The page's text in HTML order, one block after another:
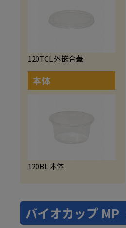
120TCL 外嵌合蓋
本体
120BL 本体
バイオカップ MP